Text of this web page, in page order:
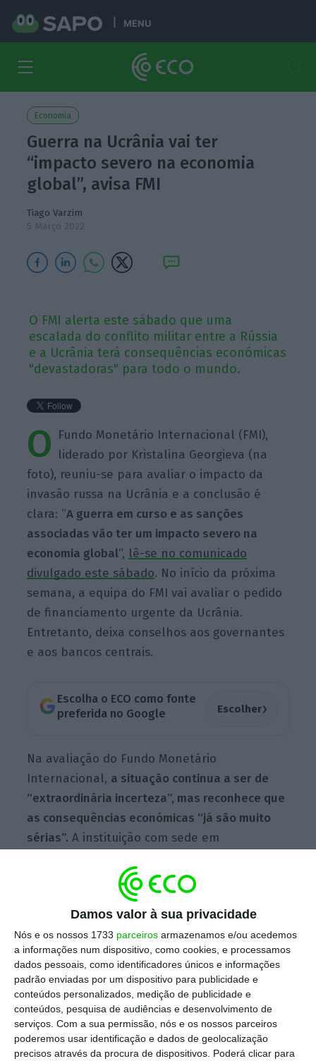
Damos valor à sua privacidade
Nós e os nossos 1733 parceiros armazenamos e/ou acedemos
a informações num dispositivo, como cookies, e processamos
dados pessoais, como identificadores únicos e informações
padrão enviadas por um dispositivo para publicidade e
conteúdos personalizados, medição de publicidade e
conteúdos, pesquisa de audiências e desenvolvimento de
serviços. Com a sua permissão, nós e os nossos parceiros
poderemos usar identificação e dados de geolocalização
precisos através da procura de dispositivos. Poderá clicar para
MENU
Economia
Guerra na Ucrânia vai ter
“impacto severo na economia
global”, avisa FMI
Tiago Varzim
5 Março 2022
O FMI alerta este sábado que uma
escalada do conflito militar entre a Rússia
e a Ucrânia terá consequências económicas
"devastadoras" para todo o mundo.
O Fundo Monetário Internacional (FMI),
liderado por Kristalina Georgieva (na
foto), reuniu-se para avaliar o impacto da
invasão russa na Ucrânia e a conclusão é
clara: “A guerra em curso e as sanções
associadas vão ter um impacto severo na
economia global“, lê-se no comunicado
divulgado este sábado. No início da próxima
semana, a equipa do FMI vai avaliar o pedido
de financiamento urgente da Ucrânia.
Entretanto, deixa conselhos aos governantes
e aos bancos centrais.
Escolha o ECO como fonte
preferida no Google
Escolher›
Na avaliação do Fundo Monetário
Internacional, a situação continua a ser de
“extraordinária incerteza”, mas reconhece que
as consequências económicas “já são muito
sérias”. A instituição com sede em
commodities como o trigo e outros cereais,
assim como a subida dos preços da energia, o
que aumenta ainda mais as pressões
inflacionistas que já existiam por causa da
retoma pós-pandemia e as disrupções nas
cadeias mundiais de abastecimento.
Previsões de crescimento devem ser revistas em
baixa